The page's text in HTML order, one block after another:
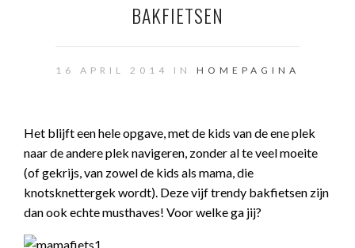
BAKFIETSEN
16 APRIL 2014 IN HOMEPAGINA
Het blijft een hele opgave, met de kids van de ene plek
naar de andere plek navigeren, zonder al te veel moeite
(of gekrijs, van zowel de kids als mama, die
knotsknettergek wordt). Deze vijf trendy bakfietsen zijn
dan ook echte musthaves! Voor welke ga jij?